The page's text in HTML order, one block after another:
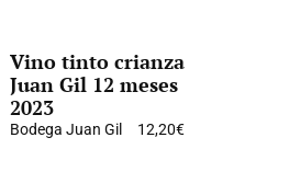
Vino tinto crianza
Juan Gil 12 meses
2023
Bodega Juan Gil 12,20€